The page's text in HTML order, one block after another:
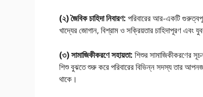
(২) জৈবিক চাহিদা নিবারণ: পরিবারের আর-একটি
খাদ্যের জোগান, বিশ্রাম ও সক্রিয়তার চাহিদাপূরণ এবং
(৩) সামাজিকীকরণে সহায়তা: শিশুর সামাজিকীকরণের
শিশু বুঝতে শুরু করে পরিবারের বিভিন্ন সদস্য তার
থাকে।